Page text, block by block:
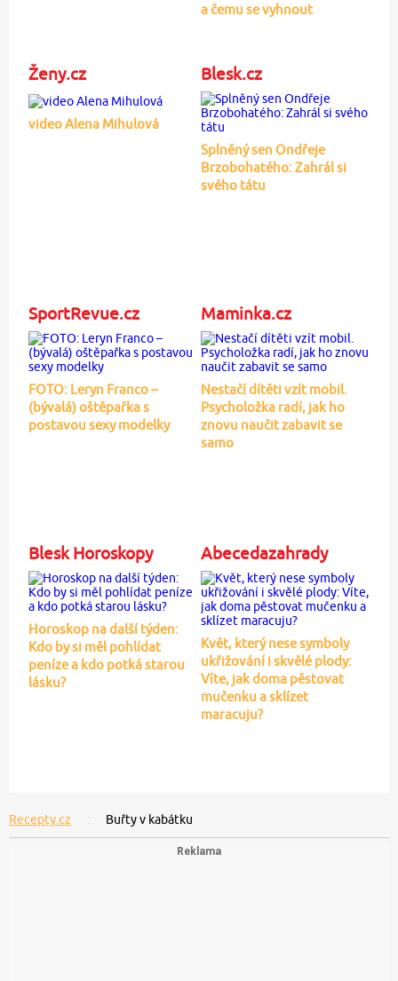
a čemu se vyhnout
Ženy.cz
video Alena Mihulová
Blesk.cz
Splněný sen Ondřeje
Brzobohatého: Zahrál si
svého tátu
SportRevue.cz
FOTO: Leryn Franco –
(bývalá) oštěpařka s
postavou sexy modelky
Maminka.cz
Nestačí dítěti vzít mobil.
Psycholožka radí, jak ho
znovu naučit zabavit se
samo
Blesk Horoskopy
Horoskop na další týden:
Kdo by si měl pohlídat
peníze a kdo potká starou
lásku?
Abecedazahrady
Květ, který nese symboly
ukřižování i skvělé plody:
Víte, jak doma pěstovat
mučenku a sklízet
maracuju?
Recepty.cz Buřty v kabátku